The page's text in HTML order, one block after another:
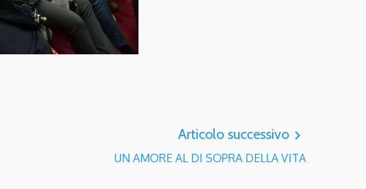
Articolo successivo navigate_next
UN AMORE AL DI SOPRA DELLA VITA